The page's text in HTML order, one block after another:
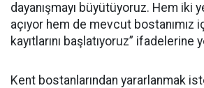
dayanışmayı büyütüyoruz. Hem iki
açıyor hem de mevcut bostanımız
kayıtlarını başlatıyoruz” ifadelerine
Kent bostanlarından yararlanmak